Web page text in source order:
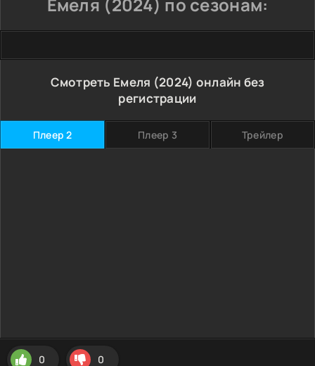
Смотреть Емеля (2024) онлайн без
регистрации
Плеер 2 Плеер 3 Трейлер
0 0